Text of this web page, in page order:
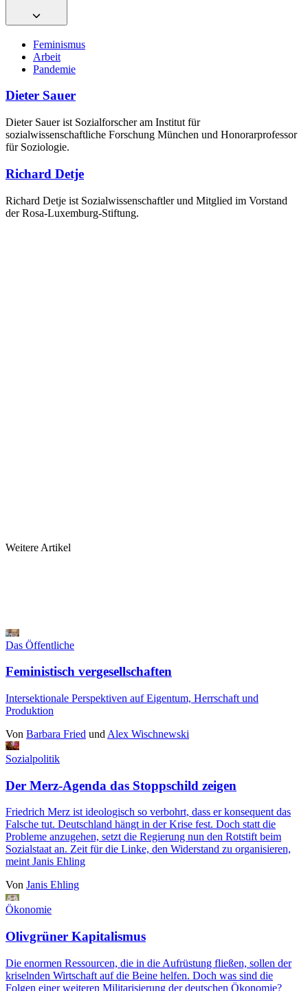
Feminismus
Arbeit
Pandemie
Dieter Sauer
Dieter Sauer ist Sozialforscher am Institut für
sozialwissenschaftliche Forschung München und Honorarprofessor
für Soziologie.
Richard Detje
Richard Detje ist Sozialwissenschaftler und Mitglied im Vorstand
der Rosa-Luxemburg-Stiftung.
Weitere Artikel
Das Öffentliche
Feministisch vergesellschaften
Intersektionale Perspektiven auf Eigentum, Herrschaft und
Produktion
Von Barbara Fried und Alex Wischnewski
Sozialpolitik
Der Merz-Agenda das Stoppschild zeigen
Friedrich Merz ist ideologisch so verbohrt, dass er konsequent das
Falsche tut. Deutschland hängt in der Krise fest. Doch statt die
Probleme anzugehen, setzt die Regierung nun den Rotstift beim
Sozialstaat an. Zeit für die Linke, den Widerstand zu organisieren,
meint Janis Ehling
Von Janis Ehling
Ökonomie
Olivgrüner Kapitalismus
Die enormen Ressourcen, die in die Aufrüstung fließen, sollen der
kriselnden Wirtschaft auf die Beine helfen. Doch was sind die
Folgen einer weiteren Militarisierung der deutschen Ökonomie?